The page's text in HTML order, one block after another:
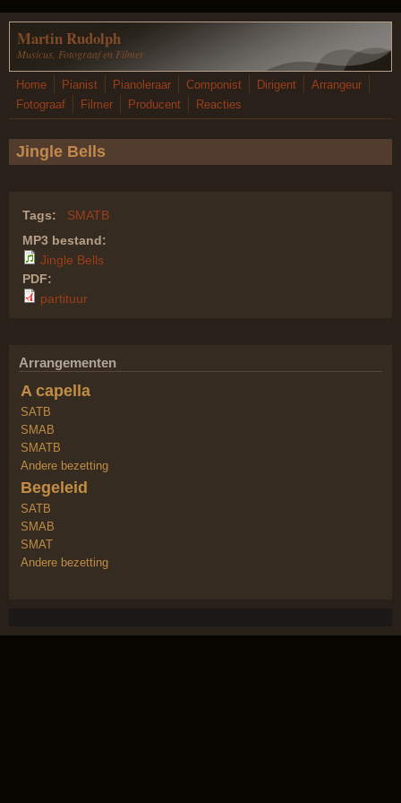
Overslaan en naar de inhoud gaan
Martin Rudolph
Musicus, Fotograaf en Filmer
Home Pianist Pianoleraar Componist Dirigent
Arrangeur
Fotograaf
Filmer Producent Reacties
Jingle Bells
Tags:
SMATB
MP3 bestand:
Jingle Bells
PDF:
partituur
Arrangementen
A capella
SATB
SMAB
SMATB
Andere bezetting
Begeleid
SATB
SMAB
SMAT
Andere bezetting